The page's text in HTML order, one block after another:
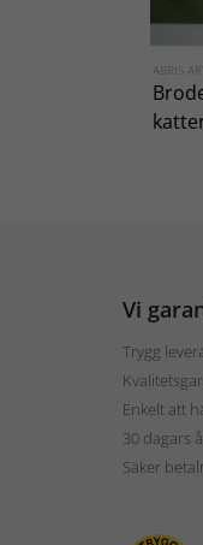
ABRIS
Vi
Trygg
Enkelt att
30 dagars
Säker